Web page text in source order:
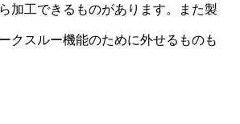
加工できるものがあります。また製
クスルー機能のために外せるものも